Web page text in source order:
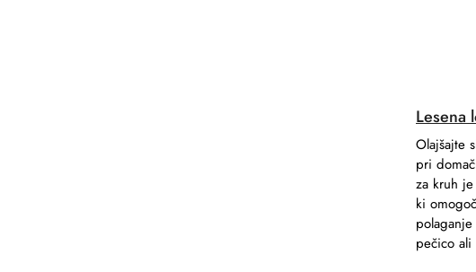
Lesena
Olajšajte
pri
za kruh
ki
pečico